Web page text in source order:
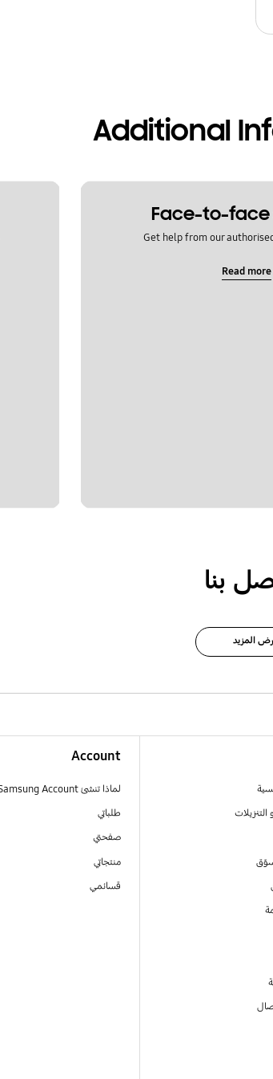
Additional
Face-to-
Get help from our
Read more
بنا
المزيد
Account
لماذا تنشئ Samsung Account
طلباتي
صفحتي
منتجاتي
قسائمي